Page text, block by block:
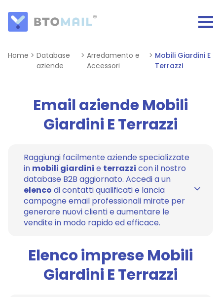
Home > Database
aziende
> Arredamento e
Accessori
> Mobili Giardini E
Terrazzi
Email aziende Mobili
Giardini E Terrazzi
Raggiungi facilmente aziende specializzate
in mobili giardini e terrazzi con il nostro
database B2B aggiornato. Accedi a un
elenco di contatti qualificati e lancia
campagne email professionali mirate per
generare nuovi clienti e aumentare le
vendite in modo rapido ed efficace.
Elenco imprese Mobili
Giardini E Terrazzi